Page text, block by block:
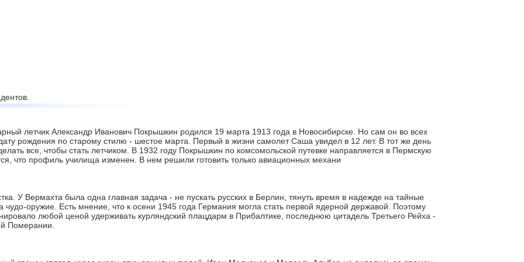
летчик Александр Иванович Покрышкин родился 19 марта 1913 года в Новосибирске. Но сам он во всех
рождения по старому стилю - шестое марта. Первый в жизни самолет Саша увидел в 12 лет. В тот же день
все, чтобы стать летчиком. В 1932 году Покрышкин по комсомольской путевке направляется в Пермскую
что профиль училища изменен. В нем решили готовить только авиационных механи
У Вермахта была одна главная задача - не пускать русских в Берлин, тянуть время в надежде на тайные
оружие. Есть мнение, что к осени 1945 года Германия могла стать первой ядерной державой. Поэтому
любой ценой удерживать курляндский плацдарм в Прибалтике, последнюю цитадель Третьего Рейха -
Померании.